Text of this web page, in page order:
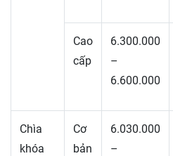
Cao
cấp
6.300.000
–
6.600.000
Chìa
khóa
Cơ
bản
6.030.000
–